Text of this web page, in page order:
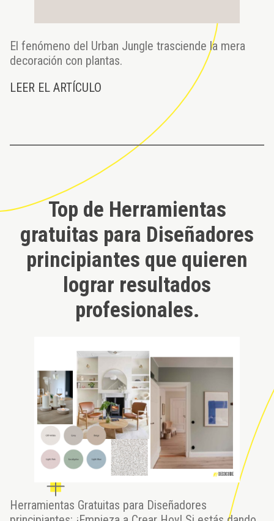
El fenómeno del Urban Jungle trasciende la mera
decoración con plantas.
LEER EL ARTÍCULO
Top de Herramientas
gratuitas para Diseñadores
principiantes que quieren
lograr resultados
profesionales.
Herramientas Gratuitas para Diseñadores